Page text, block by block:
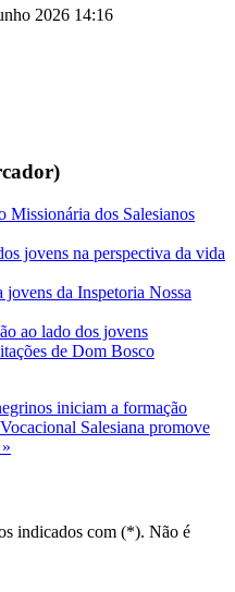
2026 14:16
Missionária dos Salesianos
jovens na perspectiva da vida
da Inspetoria Nossa
ao lado dos jovens
de Dom Bosco
iniciam a formação
Salesiana promove
indicados com (*). Não é